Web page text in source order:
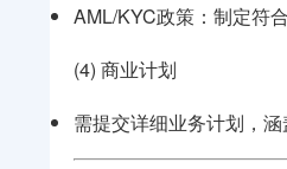
AML/KYC政策：制定符
(4) 商业计划
需提交详细业务计划，